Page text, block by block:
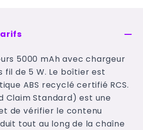
5000 mAh avec chargeur
fil de 5 W. Le boîtier est
ABS recyclé certifié RCS.
Claim Standard) est une
de vérifier le contenu
tout au long de la chaîne